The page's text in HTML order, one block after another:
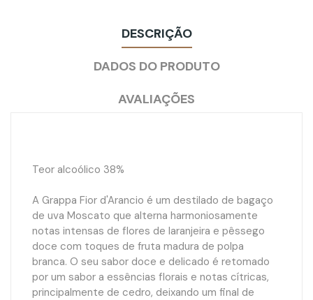
DESCRIÇÃO
DADOS DO PRODUTO
AVALIAÇÕES
Teor alcoólico 38%
A Grappa Fior d'Arancio é um destilado de bagaço
de uva Moscato que alterna harmoniosamente
notas intensas de flores de laranjeira e pêssego
doce com toques de fruta madura de polpa
branca. O seu sabor doce e delicado é retomado
por um sabor a essências florais e notas cítricas,
principalmente de cedro, deixando um final de